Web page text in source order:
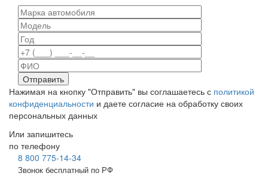
Нажимая на кнопку "Отправить" вы соглашаетесь с политикой
конфиденциальности и даете согласие на обработку своих
персональных данных
Или запишитесь
по телефону
8 800 775-14-34
Звонок бесплатный по РФ